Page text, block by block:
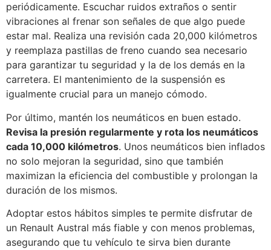
periódicamente. Escuchar ruidos extraños o sentir
vibraciones al frenar son señales de que algo puede
estar mal. Realiza una revisión cada 20,000 kilómetros
y reemplaza pastillas de freno cuando sea necesario
para garantizar tu seguridad y la de los demás en la
carretera. El mantenimiento de la suspensión es
igualmente crucial para un manejo cómodo.
Por último, mantén los neumáticos en buen estado.
Revisa la presión regularmente y rota los neumáticos
cada 10,000 kilómetros. Unos neumáticos bien inflados
no solo mejoran la seguridad, sino que también
maximizan la eficiencia del combustible y prolongan la
duración de los mismos.
Adoptar estos hábitos simples te permite disfrutar de
un Renault Austral más fiable y con menos problemas,
asegurando que tu vehículo te sirva bien durante